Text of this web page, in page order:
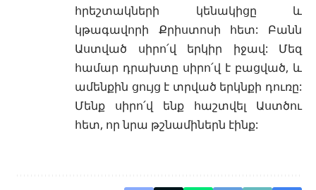
հրեշտակների կենակիցը և
կթագավորի Քրիստոսի հետ: Բանն
Աստված սիրո՛վ երկիր իջավ: Մեզ
համար դրախտը սիրո՛վ է բացված, և
ամենքին ցույց է տրված երկնքի դուռը:
Մենք սիրո՛վ ենք հաշտվել Աստծու
հետ, որ նրա թշնամիներն էինք: